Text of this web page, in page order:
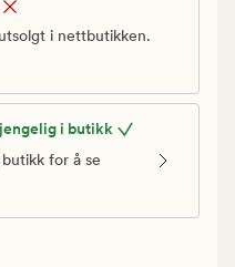
i nettbutikken.
i butikk
for å se